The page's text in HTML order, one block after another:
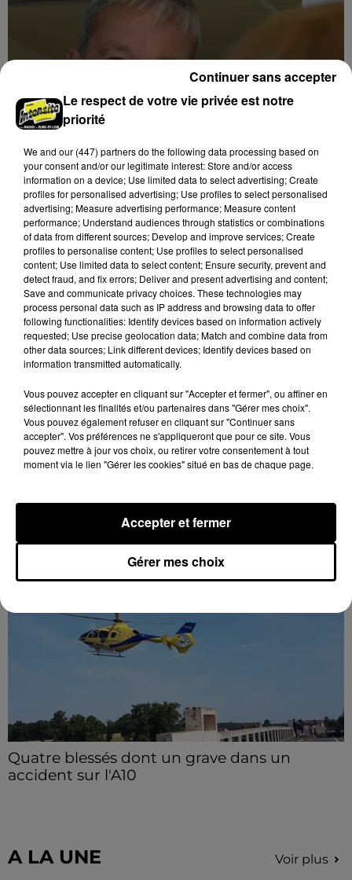
DROIT À MOURIR : PHILIPPE VIGIER
DÉFEND UN PROJET DE LOI...
DERNIERES INFOS Voir plus
Un départ au C'CMHB
Le club chartrain a officialisé, vendredi 7 août, le
départ de Guilherme Borges.
Quatre blessés dont un grave dans un
accident sur l'A10
A LA UNE Voir plus
Le respect de votre vie privée est notre
priorité
We and our (447) partnersdo the following data processing based on
your consent and/or our legitimate interest: Store and/or access
information on a device; Use limited data to select advertising; Create
profiles for personalised advertising; Use profiles to select personalised
advertising; Measure advertising performance; Measure content
performance; Understand audiences through statistics or combinations
of data from different sources; Develop and improve services; Create
profiles to personalise content; Use profiles to select personalised
content; Use limited data to select content; Ensure security, prevent and
detect fraud, and fix errors; Deliver and present advertising and content;
Save and communicate privacy choices. These technologies may
process personal data such as IP address and browsing data to offer
following functionalities: Identify devices based on information actively
requested; Use precise geolocation data; Match and combine data from
other data sources; Link different devices; Identify devices based on
information transmitted automatically.
Vous pouvez accepter en cliquant sur "Accepter et fermer", ou affiner en
sélectionnant les finalités et/ou partenaires dans "Gérer mes choix".
Vous pouvez également refuser en cliquant sur "Continuer sans
accepter". Vos préférences ne s'appliqueront que pour ce site. Vous
pouvez mettre à jour vos choix, ou retirer votre consentement à tout
moment via le lien "Gérer les cookies" situé en bas de chaque page.
Gérer mes choix
Accepter et fermer
Continuer sans accepter